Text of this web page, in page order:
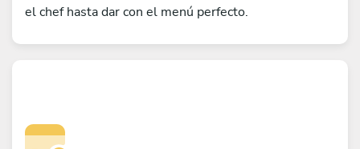
el chef hasta dar con el menú perfecto.